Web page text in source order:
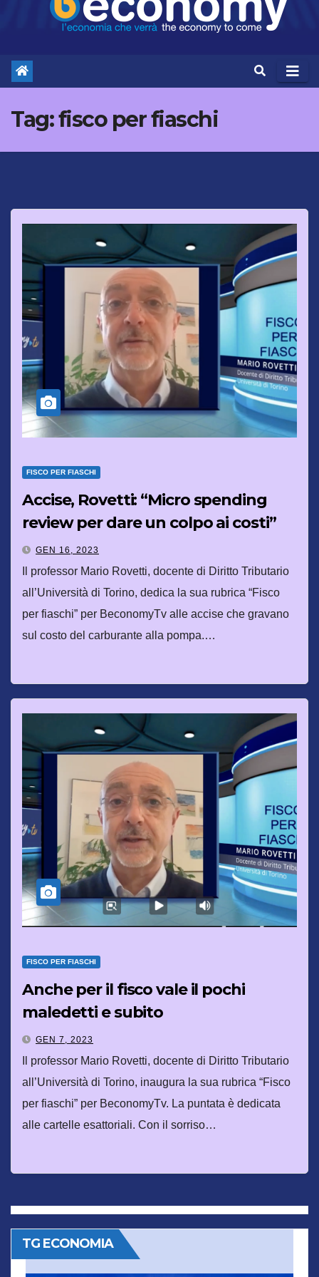
Tag:fisco per fiaschi
FISCO PER FIASCHI
Accise, Rovetti: “Micro spending
review per dare un colpo ai costi”
GEN 16, 2023
Il professor Mario Rovetti, docente di Diritto Tributario
all’Università di Torino, dedica la sua rubrica “Fisco
per fiaschi” per BeconomyTv alle accise che gravano
sul costo del carburante alla pompa.…
FISCO PER FIASCHI
Anche per il fisco vale il pochi
maledetti e subito
GEN 7, 2023
Il professor Mario Rovetti, docente di Diritto Tributario
all’Università di Torino, inaugura la sua rubrica “Fisco
per fiaschi” per BeconomyTv. La puntata è dedicata
alle cartelle esattoriali. Con il sorriso…
TG ECONOMIA